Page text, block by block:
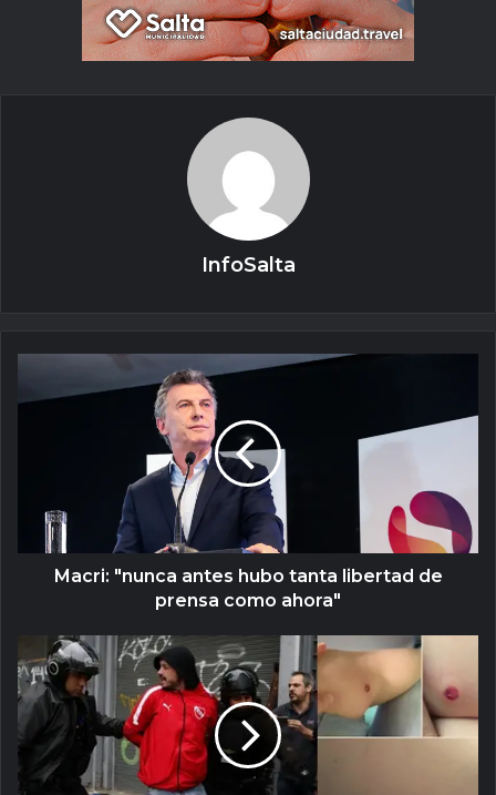
InfoSalta
Macri: "nunca antes hubo tanta libertad de
prensa como ahora"